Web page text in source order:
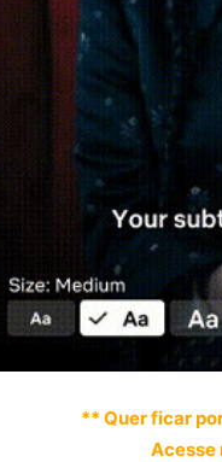
** Quer ficar
Acesse